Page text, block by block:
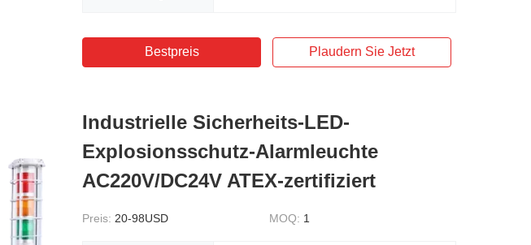
Bestpreis Plaudern Sie Jetzt
Industrielle Sicherheits-LED-
Explosionsschutz-Alarmleuchte
AC220V/DC24V ATEX-zertifiziert
Preis: 20-98USD MOQ: 1